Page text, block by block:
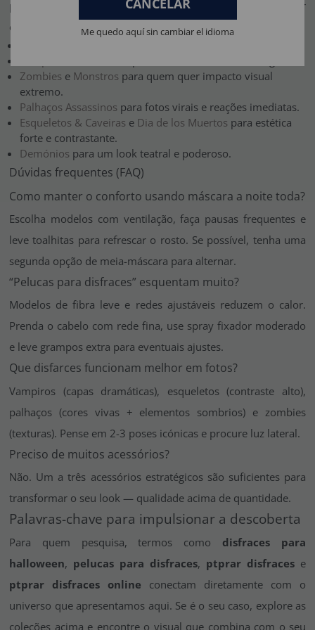
pelas coleções temáticas e foque naquilo que melhor
combina com o seu estilo:
Zombies e Monstros para quem quer impacto visual
extremo.
Palhaços Assassinos para fotos virais e reações imediatas.
Esqueletos & Caveiras e Dia de los Muertos para estética
forte e contrastante.
Demónios para um look teatral e poderoso.
Dúvidas frequentes (FAQ)
Como manter o conforto usando máscara a noite toda?
Escolha modelos com ventilação, faça pausas frequentes e
leve toalhitas para refrescar o rosto. Se possível, tenha uma
segunda opção de meia-máscara para alternar.
“Pelucas para disfraces” esquentam muito?
Modelos de fibra leve e redes ajustáveis reduzem o calor.
Prenda o cabelo com rede fina, use spray fixador moderado
e leve grampos extra para eventuais ajustes.
Que disfarces funcionam melhor em fotos?
Vampiros (capas dramáticas), esqueletos (contraste alto),
palhaços (cores vivas + elementos sombrios) e zombies
(texturas). Pense em 2-3 poses icónicas e procure luz lateral.
Preciso de muitos acessórios?
Não. Um a três acessórios estratégicos são suficientes para
transformar o seu look — qualidade acima de quantidade.
Palavras-chave para impulsionar a descoberta
Para quem pesquisa, termos como disfraces para
halloween, pelucas para disfraces, ptprar disfraces e
ptprar disfraces online conectam diretamente com o
universo que apresentamos aqui. Se é o seu caso, explore as
coleções acima e encontre o visual que combina com o seu
Me quedo aquí sin cambiar el idioma